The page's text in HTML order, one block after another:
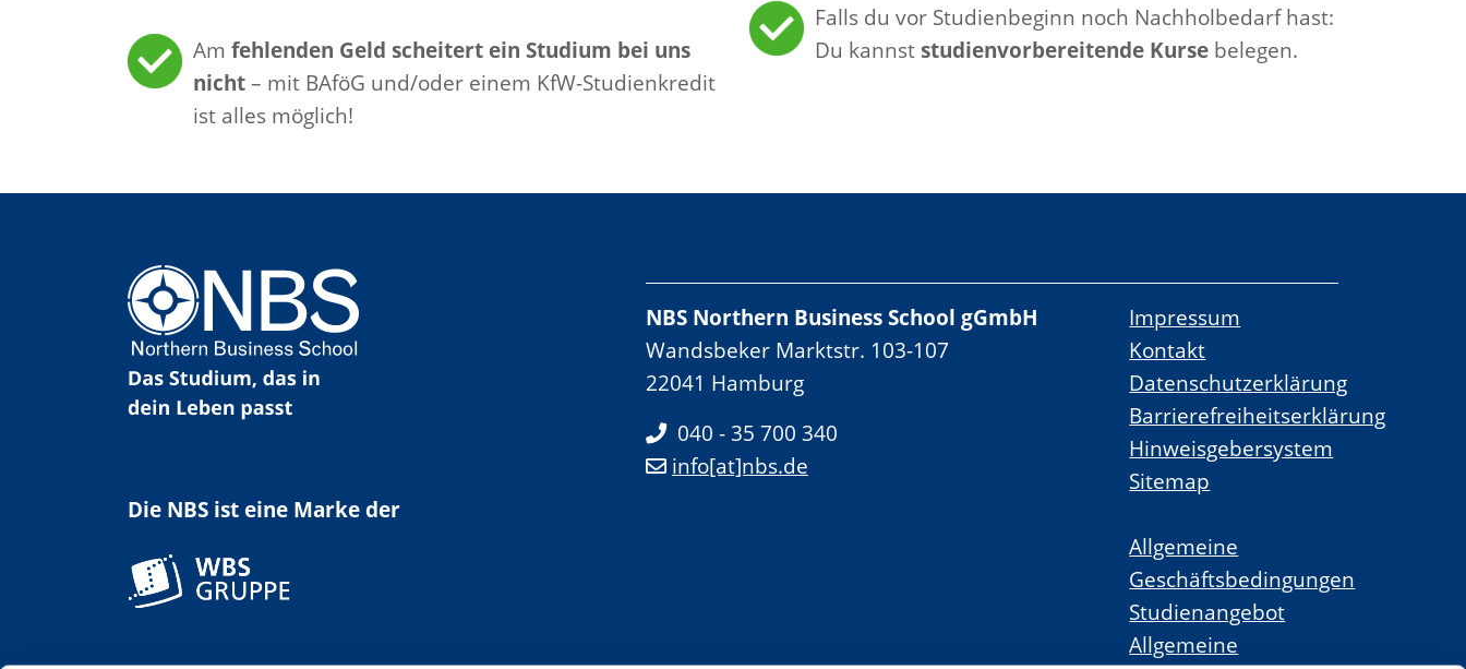
Am fehlenden Geld scheitert ein Studium bei uns
nicht– mit BAföG und/oder einem KfW-Studienkredit
ist alles möglich!
Falls du vor Studienbeginn noch Nachholbedarf hast:
Du kannst studienvorbereitende Kurse belegen.
Die NBS ist eine Marke der
NBS Northern Business School gGmbH
Wandsbeker Marktstr. 103-107
22041 Hamburg
040 - 35 700 340
info[at]nbs.de
Impressum
Kontakt
Datenschutzerklärung
Barrierefreiheitserklärung
Hinweisgebersystem
Sitemap
Allgemeine
Geschäftsbedingungen
Studienangebot
Allgemeine